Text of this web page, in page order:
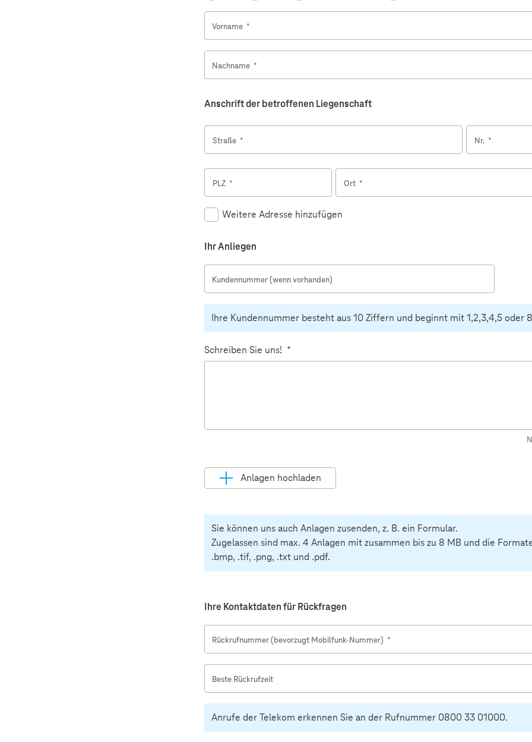
Vorname *
Nachname *
Anschrift der betroffenen Liegenschaft
Straße * Nr. *
PLZ * Ort *
Weitere Adresse hinzufügen
Ihr Anliegen
Kundennummer (wenn vorhanden)
Ihre Kundennummer besteht aus 10 Ziffern und beginnt mit 1,2,3,4,5 oder
Schreiben Sie uns! *
Anlagen hochladen
Sie können uns auch Anlagen zusenden, z. B. ein Formular.
Zugelassen sind max. 4 Anlagen mit zusammen bis zu 8 MB und die
.bmp, .tif, .png, .txt und .pdf.
Ihre Kontaktdaten für Rückfragen
Rückrufnummer (bevorzugt Mobilfunk-Nummer) *
Beste Rückrufzeit
Anrufe der Telekom erkennen Sie an der Rufnummer 0800 33 01000.